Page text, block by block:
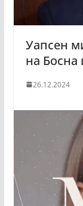
Уапсен
на Босна
26.12.2024